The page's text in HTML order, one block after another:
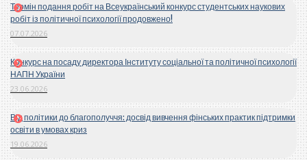
Термін подання робіт на Всеукраїнський конкурс студентських наукових
робіт із політичної психології продовжено!
07.07.2026
Конкурс на посаду директора Інституту соціальної та політичної психології
НАПН України
23.06.2026
Від політики до благополуччя: досвід вивчення фінських практик підтримки
освіти в умовах криз
19.06.2026